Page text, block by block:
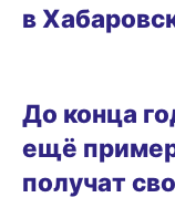
в
До конца
ещё
получат